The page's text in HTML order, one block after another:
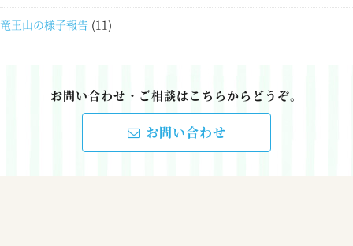
竜王山の様子報告 (11)
お問い合わせ・ご相談はこちらからどうぞ。
お問い合わせ